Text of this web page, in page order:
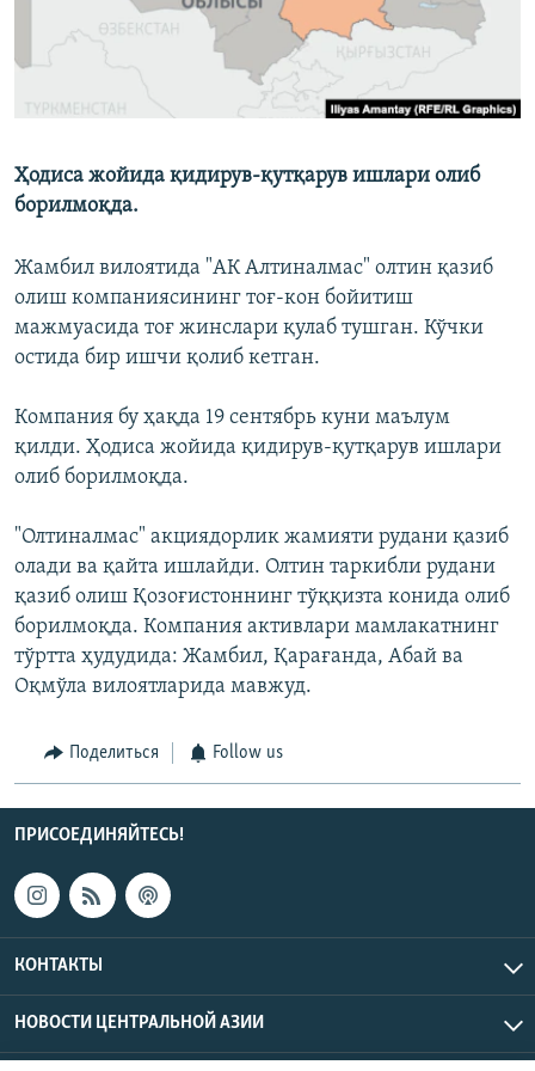
Ҳодиса жойида қидирув-қутқарув ишлари олиб
борилмоқда.
Жамбил вилоятида "АК Алтиналмас" олтин қазиб
олиш компаниясининг тоғ-кон бойитиш
мажмуасида тоғ жинслари қулаб тушган. Кўчки
остида бир ишчи қолиб кетган.
Компания бу ҳақда 19 сентябрь куни маълум
қилди. Ҳодиса жойида қидирув-қутқарув ишлари
олиб борилмоқда.
"Олтиналмас" акциядорлик жамияти рудани қазиб
олади ва қайта ишлайди. Олтин таркибли рудани
қазиб олиш Қозоғистоннинг тўққизта конида олиб
борилмоқда. Компания активлари мамлакатнинг
тўртта ҳудудида: Жамбил, Қарағанда, Абай ва
Оқмўла вилоятларида мавжуд.
Поделиться Follow us
ПРИСОЕДИНЯЙТЕСЬ!
КОНТАКТЫ
НОВОСТИ ЦЕНТРАЛЬНОЙ АЗИИ